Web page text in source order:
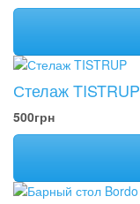
Стелаж TISTRUP
500грн